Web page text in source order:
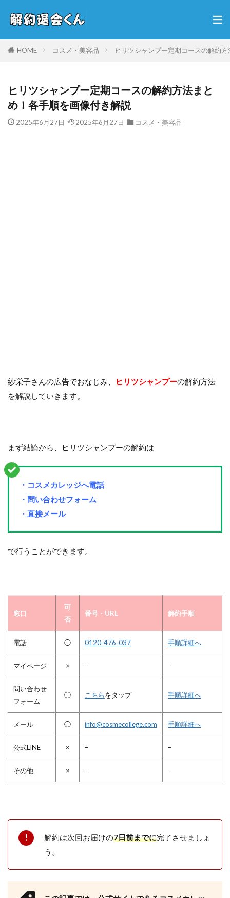
HOME コスメ・美容品 ヒリツシャンプー定期コースの解約
ヒリツシャンプー定期コースの解約方法まと
め！各手順を画像付き解説
2025年6月27日 2025年6月27日 コスメ・美容品
紗栄子さんの広告でおなじみ、 ヒリツシャンプーの解約方法
を解説していきます。
まず結論から、ヒリツシャンプーの解約は
・コスメカレッジへ電話
・問い合わせフォーム
・直接メール
で行うことができます。
窓口
可
否
番号・URL 解約手順
電話 ◯ 0120-476-037 手順詳細へ
マイページ × – –
問い合わせ
フォーム
◯ こちらをタップ 手順詳細へ
メール ◯ info@cosmecollege.com 手順詳細へ
公式LINE × – –
その他 × – –
解約は次回お届けの7日前までに完了させましょ
う。